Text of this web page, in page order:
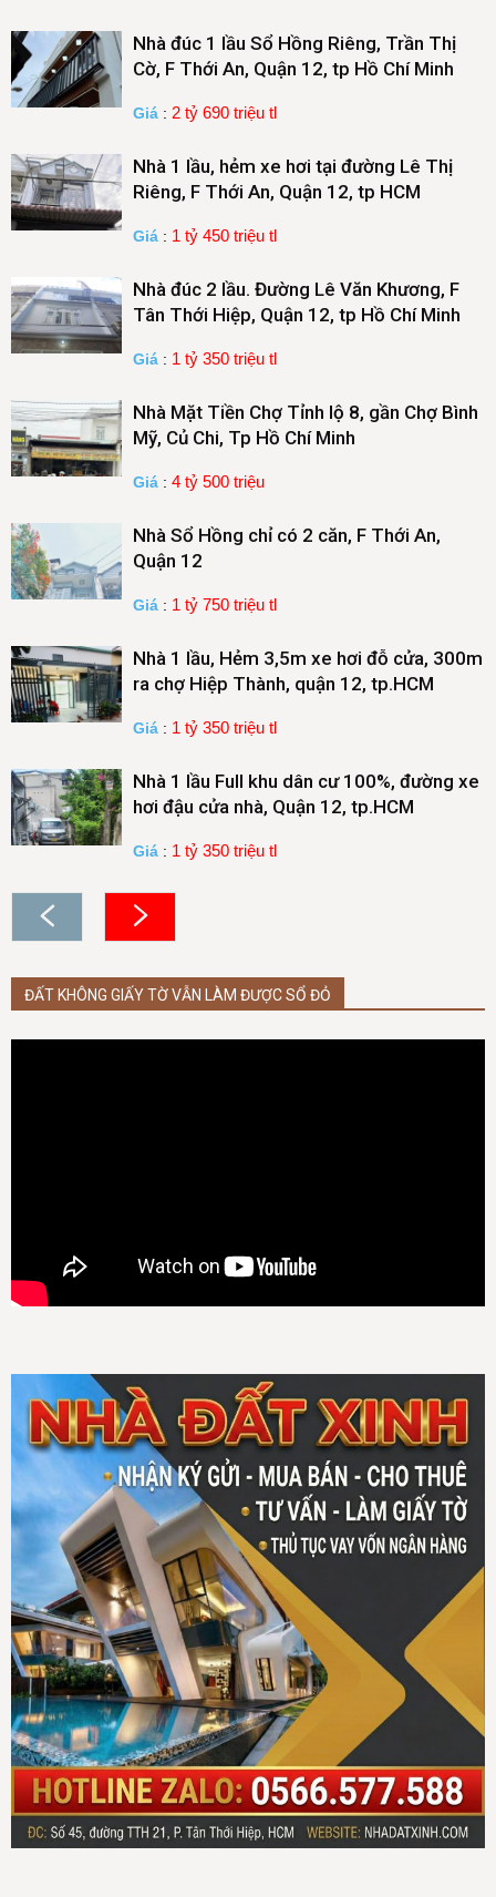
Nhà đúc 1 lầu Sổ Hồng Riêng, Trần Thị
Cờ, F Thới An, Quận 12, tp Hồ Chí Minh
Giá : 2 tỷ 690 triệu tl
Nhà 1 lầu, hẻm xe hơi tại đường Lê Thị
Riêng, F Thới An, Quận 12, tp HCM
Giá : 1 tỷ 450 triệu tl
Nhà đúc 2 lầu. Đường Lê Văn Khương, F
Tân Thới Hiệp, Quận 12, tp Hồ Chí Minh
Giá : 1 tỷ 350 triệu tl
Nhà Mặt Tiền Chợ Tỉnh lộ 8, gần Chợ Bình
Mỹ, Củ Chi, Tp Hồ Chí Minh
Giá : 4 tỷ 500 triệu
Nhà Sổ Hồng chỉ có 2 căn, F Thới An,
Quận 12
Giá : 1 tỷ 750 triệu tl
Nhà 1 lầu, Hẻm 3,5m xe hơi đỗ cửa, 300m
ra chợ Hiệp Thành, quận 12, tp.HCM
Giá : 1 tỷ 350 triệu tl
Nhà 1 lầu Full khu dân cư 100%, đường xe
hơi đậu cửa nhà, Quận 12, tp.HCM
Giá : 1 tỷ 350 triệu tl
ĐẤT KHÔNG GIẤY TỜ VẪN LÀM ĐƯỢC SỔ ĐỎ